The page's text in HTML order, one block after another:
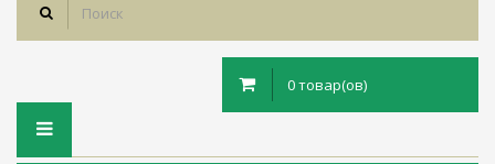
0 товар(ов)
Toggle